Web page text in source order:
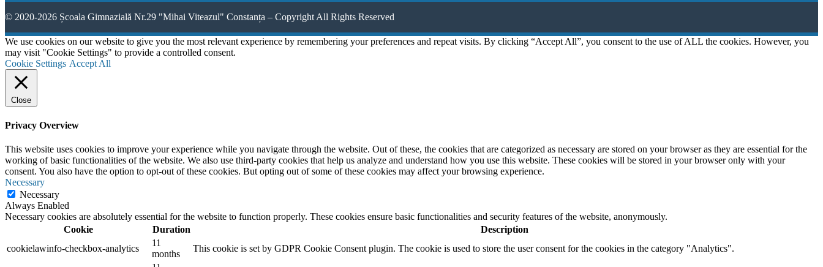
© 2020-2026 Școala Gimnazială Nr.29 "Mihai Viteazul" Constanța – Copyright All Rights Reserved
We use cookies on our website to give you the most relevant experience by remembering your preferences and repeat visits. By clicking “Accept All”, you consent to the use of ALL the cookies. However, you
may visit "Cookie Settings" to provide a controlled consent.
Cookie Settings Accept All
Close
Privacy Overview
This website uses cookies to improve your experience while you navigate through the website. Out of these, the cookies that are categorized as necessary are stored on your browser as they are essential for the
working of basic functionalities of the website. We also use third-party cookies that help us analyze and understand how you use this website. These cookies will be stored in your browser only with your
consent. You also have the option to opt-out of these cookies. But opting out of some of these cookies may affect your browsing experience.
Necessary
Necessary
Always Enabled
Necessary cookies are absolutely essential for the website to function properly. These cookies ensure basic functionalities and security features of the website, anonymously.
Cookie
Duration
Description
cookielawinfo-checkbox-analytics
11
months
This cookie is set by GDPR Cookie Consent plugin. The cookie is used to store the user consent for the cookies in the category "Analytics".